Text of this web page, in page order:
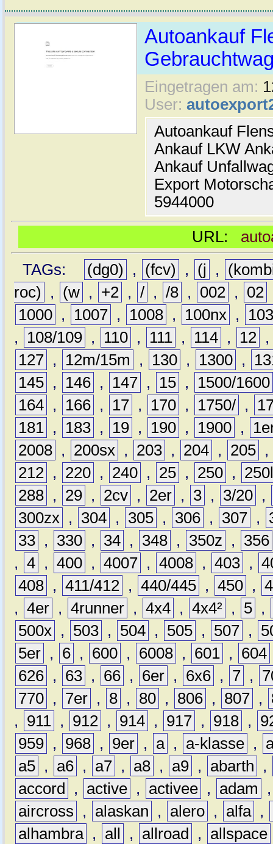
Autoankauf
Eingetragen am:
User:
Autoankauf
Ankauf LKW
Ankauf
Export
5944000
URL:
TAGs:
(dg0) , (fcv) , (j ,
roc)
, (w , +2 , / , /8 , 002 , 02
1000 , 1007 , 1008 , 100nx ,
,
108/109 , 110 , 111 , 114 , 12
127 , 12m/15m , 130 , 1300 ,
145 , 146 , 147 , 15 ,
1500/1600
164 , 166 , 17 , 170 , 1750/ ,
181 , 183 , 19 , 190 , 1900 ,
2008 , 200sx , 203 , 204 , 205 ,
212 , 220 , 240 , 25 , 250 ,
288 , 29 , 2cv , 2er , 3 , 3/20 ,
300zx , 304 , 305 , 306 , 307 ,
33 , 330 , 34 , 348 , 350z ,
356
, 4 , 400 , 4007 , 4008 , 403 ,
408 , 411/412 , 440/445 , 450 ,
, 4er , 4runner , 4x4 , 4x4² , 5 ,
500x , 503 , 504 , 505 , 507 ,
5er , 6 , 600 , 6008 , 601 , 604
626 , 63 , 66 , 6er , 6x6 , 7 ,
770 , 7er , 8 , 80 , 806 , 807 ,
,
911 , 912 , 914 , 917 , 918 ,
959 , 968 , 9er , a , a-klasse ,
a5 , a6 , a7 , a8 , a9 , abarth
,
accord
, active , activee , adam
aircross
, alaskan , alero , alfa ,
alhambra , all , allroad , allspace